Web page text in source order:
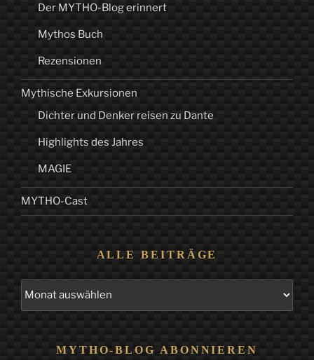
Der MYTHO-Blog erinnert
Mythos Buch
Rezensionen
Mythische Exkursionen
Dichter und Denker reisen zu Dante
Highlights des Jahres
MAGIE
MYTHO-Cast
ALLE BEITRÄGE
MYTHO-BLOG ABONNIEREN